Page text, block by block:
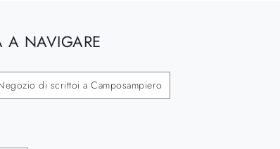
A NAVIGARE
di scrittoi a Camposampiero